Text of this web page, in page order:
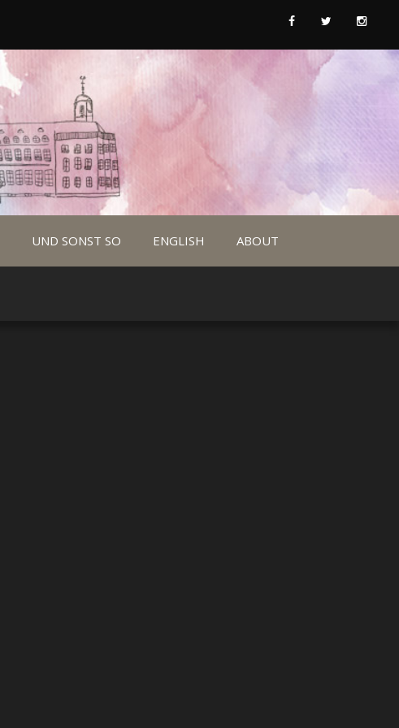
UND SONST SO ENGLISH ABOUT